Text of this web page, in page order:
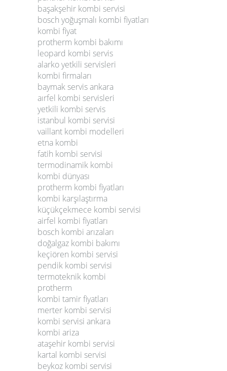
başakşehir kombi servisi
bosch yoğuşmalı kombi fiyatları
kombi fiyat
protherm kombi bakımı
leopard kombi servis
alarko yetkili servisleri
kombi firmaları
baymak servis ankara
aırfel kombi servisleri
yetkili kombi servis
istanbul kombi servisi
vaillant kombi modelleri
etna kombi
fatih kombi servisi
termodinamik kombi
kombi dünyası
protherm kombi fiyatları
kombi karşılaştırma
küçükçekmece kombi servisi
airfel kombi fiyatları
bosch kombi arızaları
doğalgaz kombi bakımı
keçiören kombi servisi
pendik kombi servisi
termoteknik kombi
protherm
kombi tamir fiyatları
merter kombi servisi
kombi servisi ankara
kombi ariza
ataşehir kombi servisi
kartal kombi servisi
beykoz kombi servisi